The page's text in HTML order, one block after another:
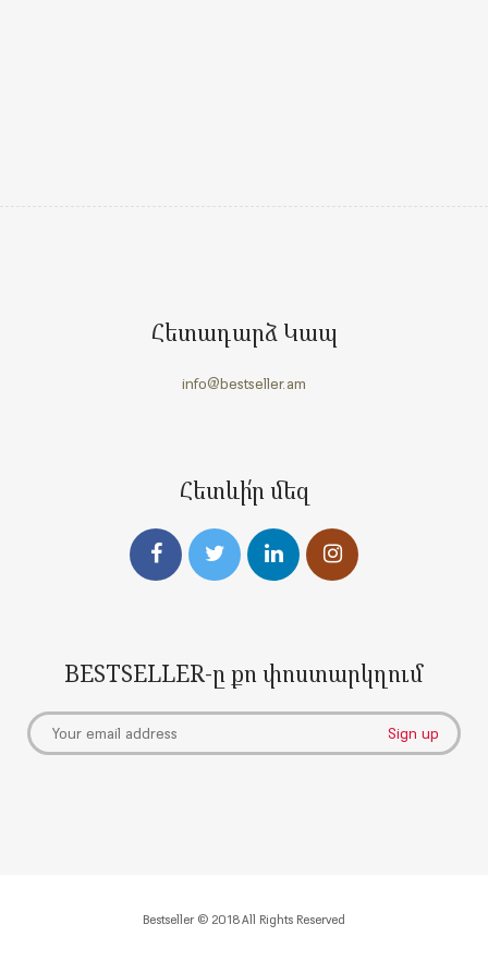
Հետադարձ Կապ
info@bestseller.am
Հետևի՛ր մեզ
BESTSELLER-ը քո փոստարկղում
Bestseller © 2018 All Rights Reserved